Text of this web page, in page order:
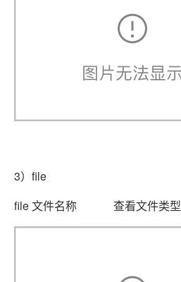
3）file
file 文件名称 查看文件类型